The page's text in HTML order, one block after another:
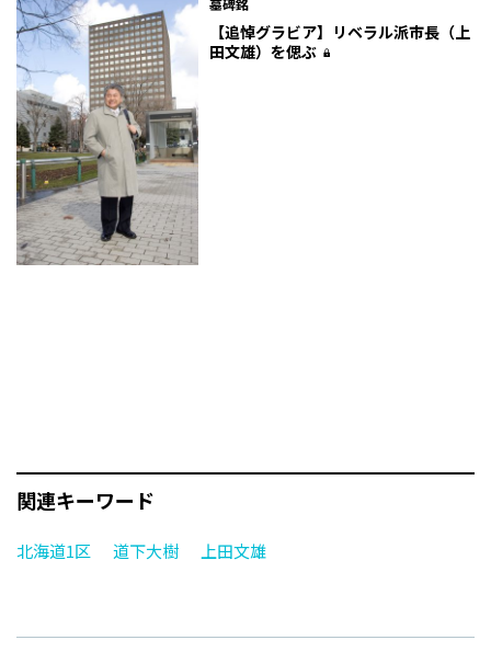
【追悼グラビア】リベラル派市長（上
田文雄）を偲ぶ
関連キーワード
北海道1区 道下大樹 上田文雄